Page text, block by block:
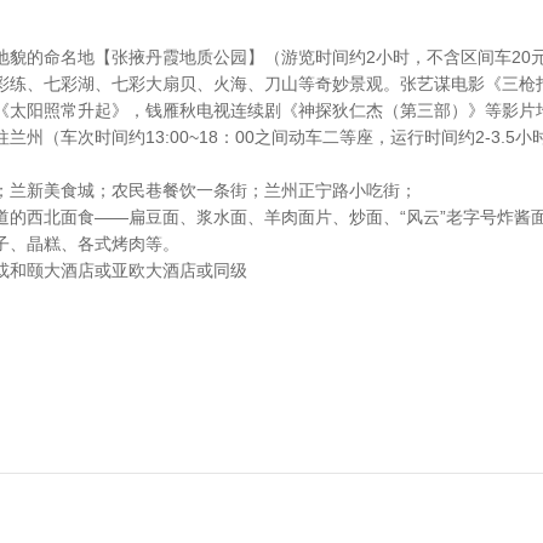
貌的命名地【张掖丹霞地质公园】（游览时间约2小时，不含区间车20
练、七彩湖、七彩大扇贝、火海、刀山等奇妙景观。张艺谋电影《三枪
太阳照常升起》，钱雁秋电视连续剧《神探狄仁杰（第三部）》等影片
兰州（车次时间约13:00~18：00之间动车二等座，运行时间约2-3.5小
新美食城；农民巷餐饮一条街；兰州正宁路小吃街；
的西北面食——扁豆面、浆水面、羊肉面片、炒面、“风云”老字号炸酱
晶糕、各式烤肉等。
和颐大酒店或亚欧大酒店或同级